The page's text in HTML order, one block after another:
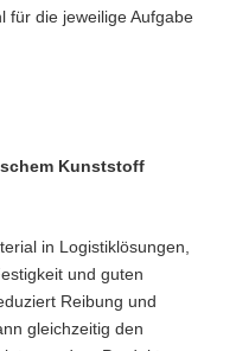
für die jeweilige Aufgabe
Kunststoff
in Logistiklösungen,
und guten
Reibung und
gleichzeitig den